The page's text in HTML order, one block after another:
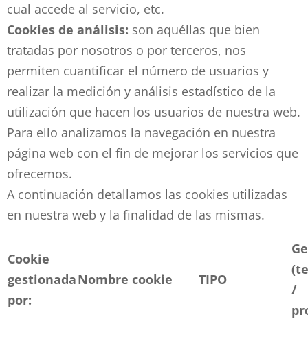
cual accede al servicio, etc.
Cookies de análisis: son aquéllas que bien
tratadas por nosotros o por terceros, nos
permiten cuantificar el número de usuarios y
realizar la medición y análisis estadístico de la
utilización que hacen los usuarios de nuestra web.
Para ello analizamos la navegación en nuestra
página web con el fin de mejorar los servicios que
ofrecemos.
A continuación detallamos las cookies utilizadas
en nuestra web y la finalidad de las mismas.
Cookie
gestionada
por:
Nombre cookie TIPO
/